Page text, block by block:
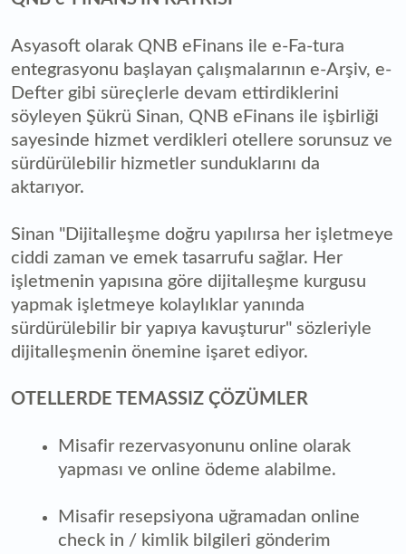
Asyasoft olarak QNB eFinans ile e-Fa-tura
entegrasyonu başlayan çalışmalarının e-Arşiv, e-
Defter gibi süreçlerle devam ettirdiklerini
söyleyen Şükrü Sinan, QNB eFinans ile işbirliği
sayesinde hizmet verdikleri otellere sorunsuz ve
sürdürülebilir hizmetler sunduklarını da
aktarıyor.
Sinan "Dijitalleşme doğru yapılırsa her işletmeye
ciddi zaman ve emek tasarrufu sağlar. Her
işletmenin yapısına göre dijitalleşme kurgusu
yapmak işletmeye kolaylıklar yanında
sürdürülebilir bir yapıya kavuşturur" sözleriyle
dijitalleşmenin önemine işaret ediyor.
OTELLERDE TEMASSIZ ÇÖZÜMLER
Misafir rezervasyonunu online olarak
yapması ve online ödeme alabilme.
Misafir resepsiyona uğramadan online
check in / kimlik bilgileri gönderim